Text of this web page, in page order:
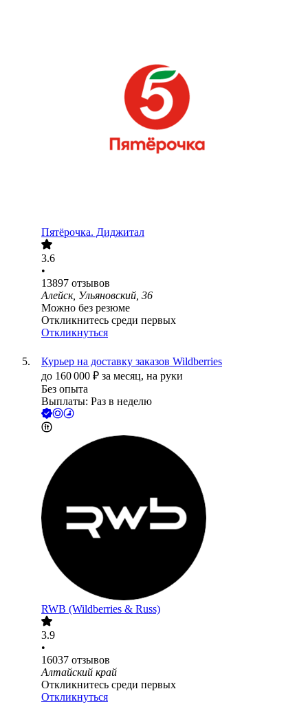
Пятёрочка. Диджитал
3.6
•
13897 отзывов
Алейск, Ульяновский, 36
Можно без резюме
Откликнитесь среди первых
Откликнуться
Курьер на доставку заказов Wildberries
до 160 000 ₽ за месяц, на руки
Без опыта
Выплаты: Раз в неделю
RWB (Wildberries & Russ)
3.9
•
16037 отзывов
Алтайский край
Откликнитесь среди первых
Откликнуться